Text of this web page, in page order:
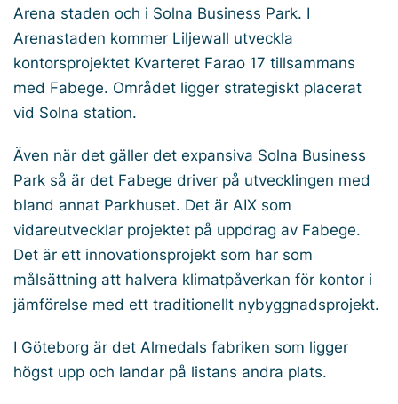
Arena staden och i Solna Business Park. I
Arenastaden kommer Liljewall utveckla
kontorsprojektet Kvarteret Farao 17 tillsammans
med Fabege. Området ligger strategiskt placerat
vid Solna station.
Även när det gäller det expansiva Solna Business
Park så är det Fabege driver på utvecklingen med
bland annat Parkhuset. Det är AIX som
vidareutvecklar projektet på uppdrag av Fabege.
Det är ett innovationsprojekt som har som
målsättning att halvera klimatpåverkan för kontor i
jämförelse med ett traditionellt nybyggnadsprojekt.
I Göteborg är det Almedals fabriken som ligger
högst upp och landar på listans andra plats.